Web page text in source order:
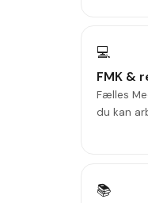
💻
FMK &
Fælles
du kan
📚